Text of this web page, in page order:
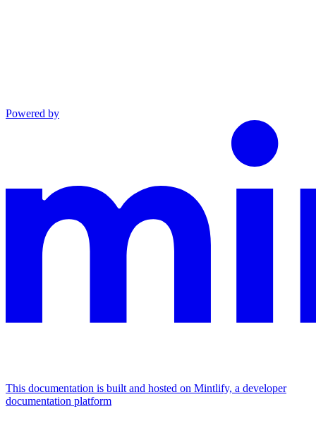
Powered by
This documentation is built and hosted on Mintlify, a developer
documentation platform